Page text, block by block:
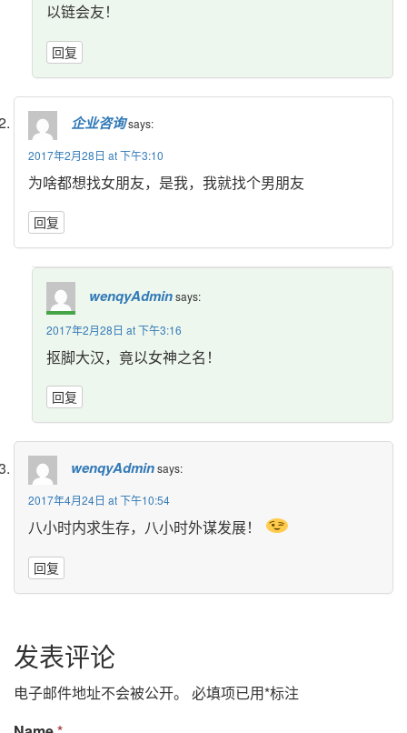
以链会友！
回复
企业咨询says:
2017年2月28日 at 下午3:10
为啥都想找女朋友，是我，我就找个男朋友
回复
wenqyAdminsays:
2017年2月28日 at 下午3:16
抠脚大汉，竟以女神之名！
回复
wenqyAdminsays:
2017年4月24日 at 下午10:54
八小时内求生存，八小时外谋发展！
回复
发表评论
电子邮件地址不会被公开。 必填项已用*标注